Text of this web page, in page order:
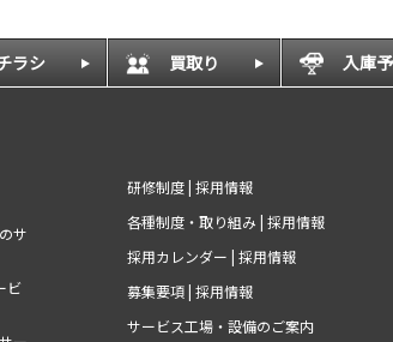
ラシ 買取り 入庫
サ
ビ
研修制度 | 採用情報
各種制度・取り組み | 採用情報
採用カレンダー | 採用情報
募集要項 | 採用情報
サービス工場・設備のご案内